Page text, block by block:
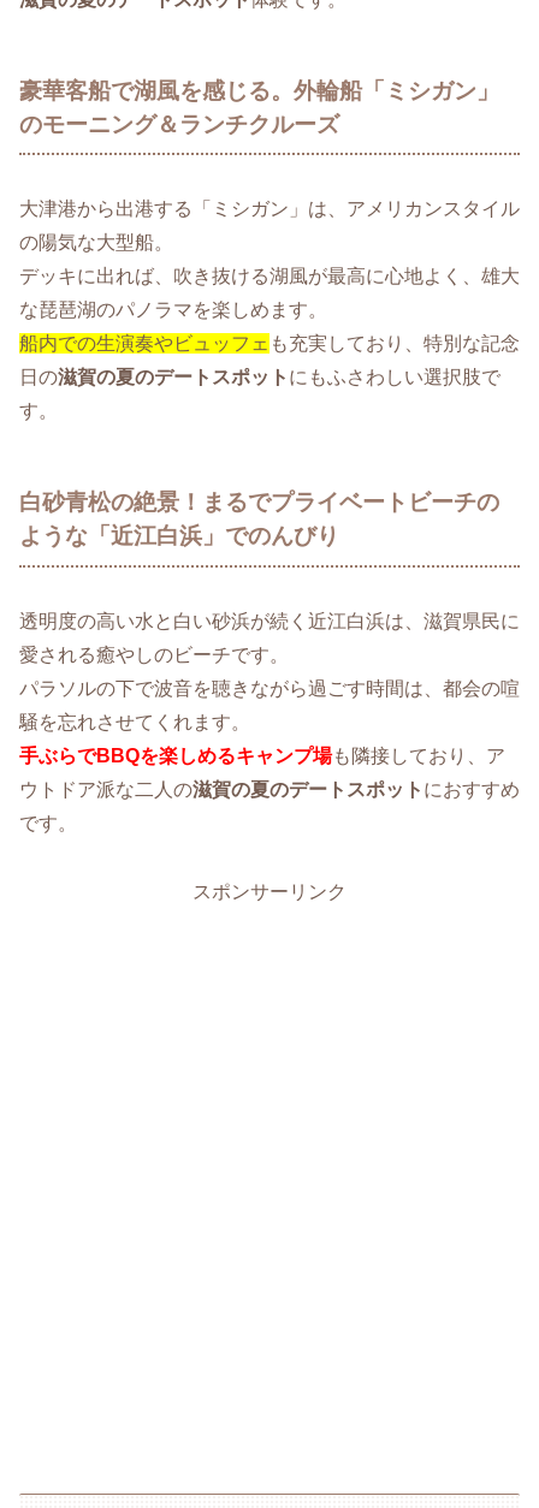
豪華客船で湖風を感じる。外輪船「ミシガン」
のモーニング＆ランチクルーズ
大津港から出港する「ミシガン」は、アメリカンスタイル
の陽気な大型船。
デッキに出れば、吹き抜ける湖風が最高に心地よく、雄大
な琵琶湖のパノラマを楽しめます。
船内での生演奏やビュッフェ も充実しており、特別な記念
日の滋賀の夏のデートスポット にもふさわしい選択肢で
す。
白砂青松の絶景！まるでプライベートビーチの
ような「近江白浜」でのんびり
透明度の高い水と白い砂浜が続く近江白浜は、滋賀県民に
愛される癒やしのビーチです。
パラソルの下で波音を聴きながら過ごす時間は、都会の喧
騒を忘れさせてくれます。
手ぶらでBBQを楽しめるキャンプ場も隣接しており、ア
ウトドア派な二人の滋賀の夏のデートスポット におすすめ
です。
スポンサーリンク